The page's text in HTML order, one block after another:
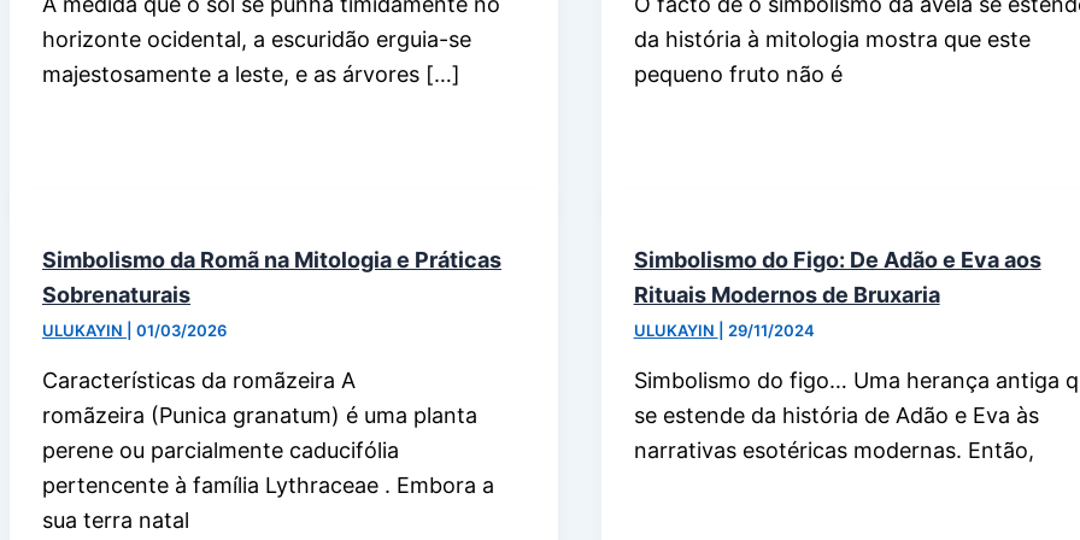
horizonte ocidental, a escuridão erguia-se
majestosamente a leste, e as árvores […]
da história à mitologia mostra que este
pequeno fruto não é
Simbolismo da Romã na Mitologia e Práticas
Sobrenaturais
ULUKAYIN 01/03/2026
Características da romãzeira A
romãzeira (Punica granatum) é uma planta
perene ou parcialmente caducifólia
pertencente à família Lythraceae . Embora a
sua terra natal
Simbolismo do Figo: De Adão e Eva aos
Rituais Modernos de Bruxaria
ULUKAYIN 29/11/2024
Simbolismo do figo… Uma herança antiga
se estende da história de Adão e Eva às
narrativas esotéricas modernas. Então,